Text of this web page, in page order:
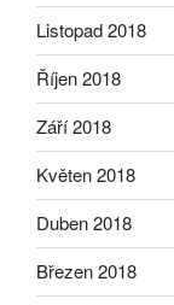
Listopad 2018
Říjen 2018
Září 2018
Květen 2018
Duben 2018
Březen 2018